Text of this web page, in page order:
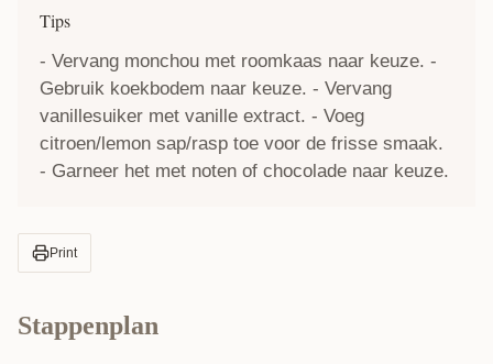
Tips
- Vervang monchou met roomkaas naar keuze. -
Gebruik koekbodem naar keuze. - Vervang
vanillesuiker met vanille extract. - Voeg
citroen/lemon sap/rasp toe voor de frisse smaak.
- Garneer het met noten of chocolade naar keuze.
Print
Stappenplan